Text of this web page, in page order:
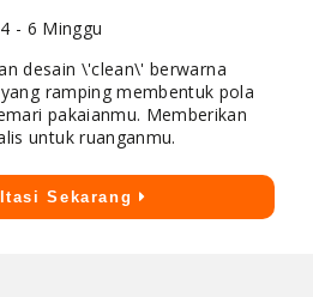
4 - 6 Minggu
desain \'clean\' berwarna
ramping membentuk pola
pakaianmu. Memberikan
untuk ruanganmu.
Sekarang